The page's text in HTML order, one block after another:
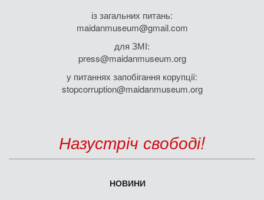
із загальних питань:
maidanmuseum@gmail.com
для ЗМІ:
press@maidanmuseum.org
у питаннях запобігання корупції:
stopcorruption@maidanmuseum.org
Назустріч свободі!
НОВИНИ